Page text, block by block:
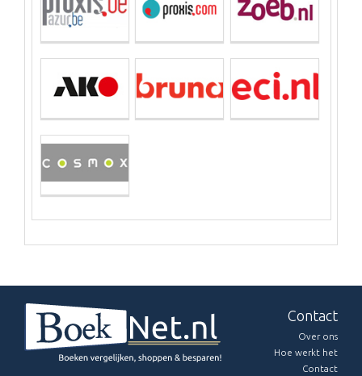
Contact
Over ons
Hoe werkt het
Contact